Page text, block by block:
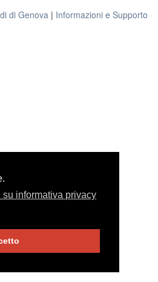
informativa privacy
informativa privacy
di Genova | Informazioni e Supporto